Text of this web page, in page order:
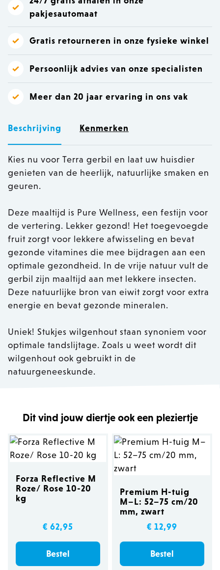
pakjesautomaat
Gratis retourneren in onze fysieke winkel
Persoonlijk advies van onze specialisten
Meer dan 20 jaar ervaring in ons vak
Beschrijving Kenmerken
Kies nu voor Terra gerbil en laat uw huisdier
genieten van de heerlijk, natuurlijke smaken en
geuren.
Deze maaltijd is Pure Wellness, een festijn voor
de vertering. Lekker gezond! Het toegevoegde
fruit zorgt voor lekkere afwisseling en bevat
gezonde vitamines die mee bijdragen aan een
optimale gezondheid. In de vrije natuur vult de
gerbil zijn maaltijd aan met lekkere insecten.
Deze natuurlijke bron van eiwit zorgt voor extra
energie en bevat gezonde mineralen.
Uniek! Stukjes wilgenhout staan synoniem voor
optimale tandslijtage. Zoals u weet wordt dit
wilgenhout ook gebruikt in de
natuurgeneeskunde.
Dit vind jouw diertje ook een pleziertje
Forza Reflective M
Roze/ Rose 10-20
kg
€ 62,95
Bestel
Premium H-tuig
M–L: 52–75 cm/20
mm, zwart
€ 12,99
Bestel